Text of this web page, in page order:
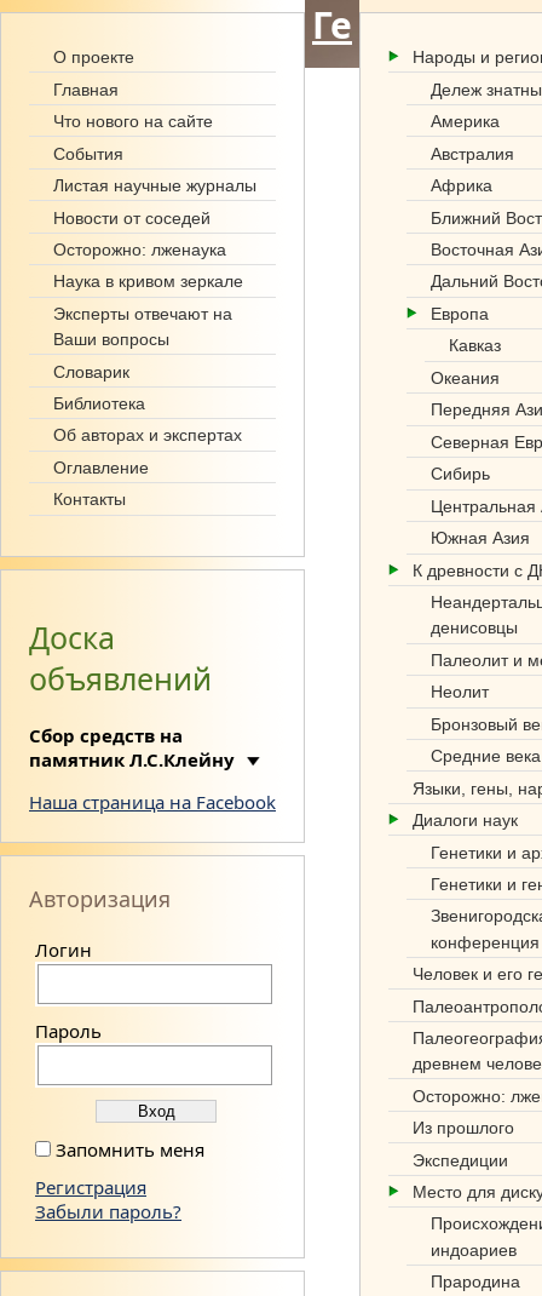
О проекте
Главная
Что нового на сайте
События
Листая научные журналы
Новости от соседей
Осторожно: лженаука
Наука в кривом зеркале
Эксперты отвечают на
Ваши вопросы
Словарик
Библиотека
Об авторах и экспертах
Оглавление
Контакты
Доска
объявлений
Сбор средств на
памятник Л.С.Клейну
Наша страница на Facebook
Авторизация
Логин
Пароль
Запомнить меня
Регистрация
Забыли пароль?
Народы и
Дележ
Америка
Австралия
Африка
Ближний
Восточная
Дальний
Европа
Кавказ
Океания
Передняя
Северная
Сибирь
Центральная
Южная Азия
К древности с
денисовцы
Палеолит и
Неолит
Бронзовый
Средние века
Языки, гены,
Диалоги наук
Генетики и
Генетики и
конференция
Человек и его
древнем
Осторожно:
Из прошлого
Экспедиции
Место для
индоариев
Прародина
Ге
но